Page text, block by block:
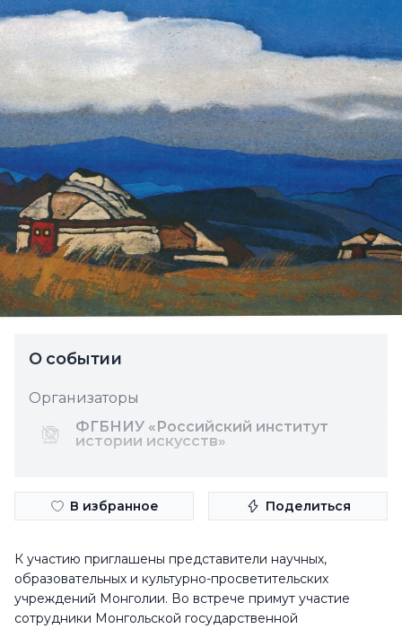
О событии
Организаторы
ФГБНИУ «Российский институт
истории искусств»
В избранное Поделиться
К участию приглашены представители научных,
образовательных и культурно-просветительских
учреждений Монголии. Во встрече примут участие
сотрудники Монгольской государственной